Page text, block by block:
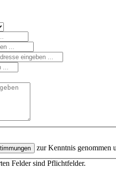
zur Kenntnis genommen
Felder sind Pflichtfelder.